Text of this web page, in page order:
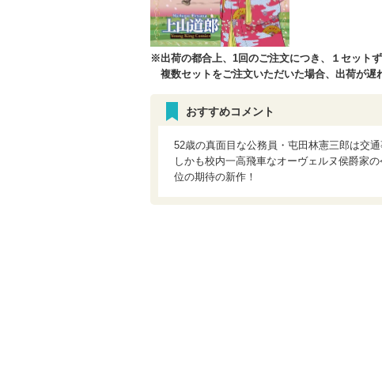
※出荷の都合上、1回のご注文につき、１セット
複数セットをご注文いただいた場合、出荷が遅
おすすめコメント
52歳の真面目な公務員・屯田林憲三郎は交
しかも校内一高飛車なオーヴェルヌ侯爵家
位の期待の新作！